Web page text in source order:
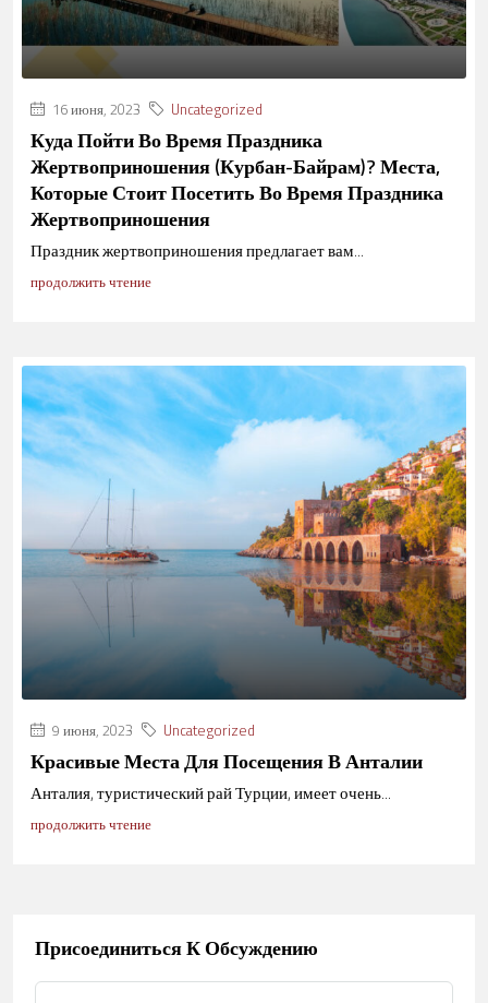
16 июня, 2023 Uncategorized
Куда Пойти Во Время Праздника
Жертвоприношения (Курбан-Байрам)? Места,
Которые Стоит Посетить Во Время Праздника
Жертвоприношения
Праздник жертвоприношения предлагает вам...
продолжить чтение
9 июня, 2023 Uncategorized
Красивые Места Для Посещения В Анталии
Анталия, туристический рай Турции, имеет очень...
продолжить чтение
Присоединиться К Обсуждению